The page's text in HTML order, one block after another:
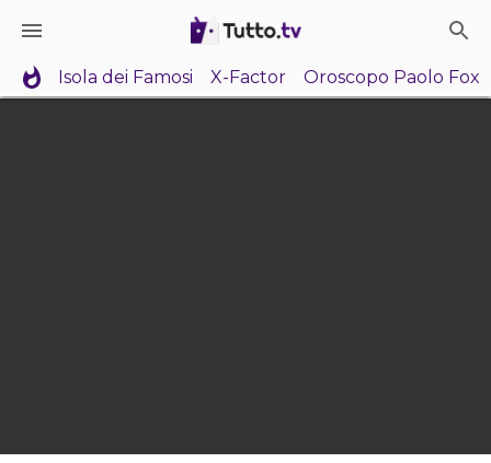
Isola dei Famosi X-Factor Oroscopo Paolo Fox